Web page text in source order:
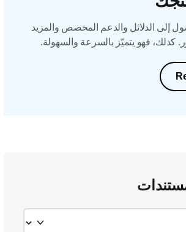
إلى الدلائل والدعم المخصص والمزيد
كذلك، فهو يتميّز بالسرعة والسهولة.